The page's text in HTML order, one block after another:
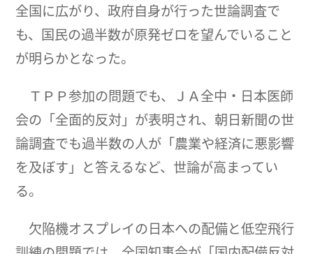
全国に広がり、政府自身が行った世論調査で
も、国民の過半数が原発ゼロを望んでいること
が明らかとなった。
ＴＰＰ参加の問題でも、ＪＡ全中・日本医師
会の「全面的反対」が表明され、朝日新聞の世
論調査でも過半数の人が「農業や経済に悪影響
を及ぼす」と答えるなど、世論が高まってい
る。
欠陥機オスプレイの日本への配備と低空飛行